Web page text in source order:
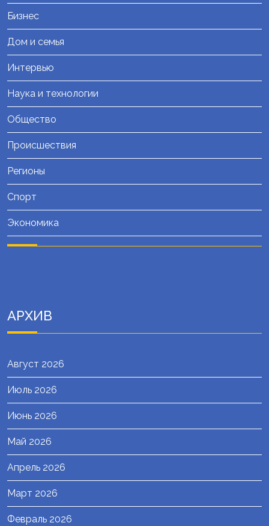
Бизнес
Дом и семья
Интервью
Наука и технологии
Общество
Происшествия
Регионы
Спорт
Экономика
АРХИВ
Август 2026
Июль 2026
Июнь 2026
Май 2026
Апрель 2026
Март 2026
Февраль 2026